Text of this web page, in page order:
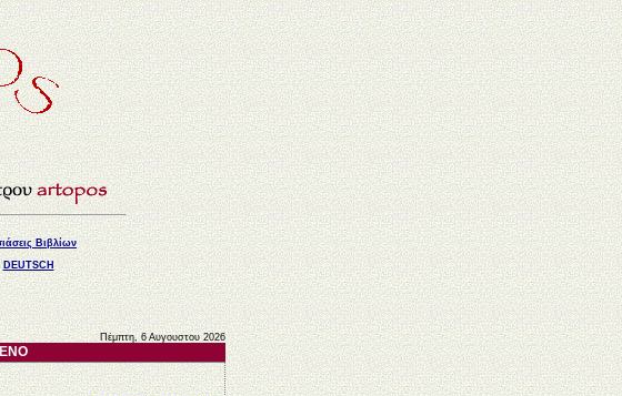
Βιβλίων
DEUTSCH
Πέμπτη, 6 Αυγουστου 2026